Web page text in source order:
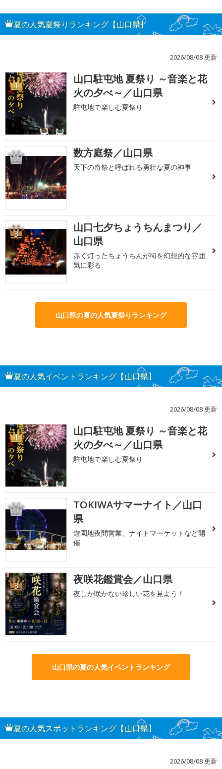
夏の人気夏祭りランキング【山口県】
2026/08/08 更新
1
山口駐屯地 夏祭り ～音楽と花
火の夕べ～／山口県
駐屯地で楽しむ夏祭り
2 数方庭祭／山口県
天下の奇祭と呼ばれる勇壮な夏の神事
3
山口七夕ちょうちんまつり／
山口県
赤く灯ったちょうちんが街を幻想的な雰囲
気に彩る
山口県の夏の人気夏祭りランキング
夏の人気イベントランキング【山口県】
2026/08/08 更新
1
山口駐屯地 夏祭り ～音楽と花
火の夕べ～／山口県
駐屯地で楽しむ夏祭り
2
TOKIWAサマーナイト／山口
県
遊園地夜間営業、ナイトマーケットなど開
催
3 夜咲花鑑賞会／山口県
夜しか咲かない珍しい花を見よう！
山口県の夏の人気イベントランキング
夏の人気スポットランキング【山口県】
2026/08/08 更新